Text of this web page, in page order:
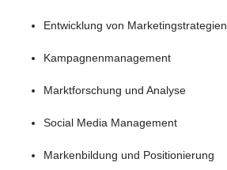
Entwicklung von Marketingstrategien
Kampagnenmanagement
Marktforschung und Analyse
Social Media Management
Markenbildung und Positionierung